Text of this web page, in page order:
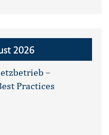
2026
–
Practices